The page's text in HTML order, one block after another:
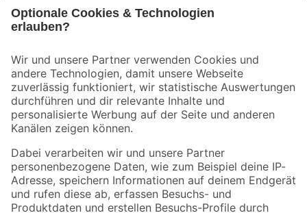
Der toom Newsletter: Keine Angebote und Aktionen mehr verpassen!
Zur Newsletter Anmeldung
Folge uns
Zahlungsarten Versandarten